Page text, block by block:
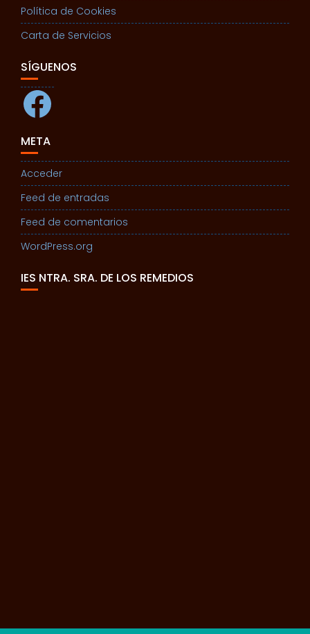
Política de Cookies
Carta de Servicios
SÍGUENOS
Facebook
META
Acceder
Feed de entradas
Feed de comentarios
WordPress.org
IES NTRA. SRA. DE LOS REMEDIOS